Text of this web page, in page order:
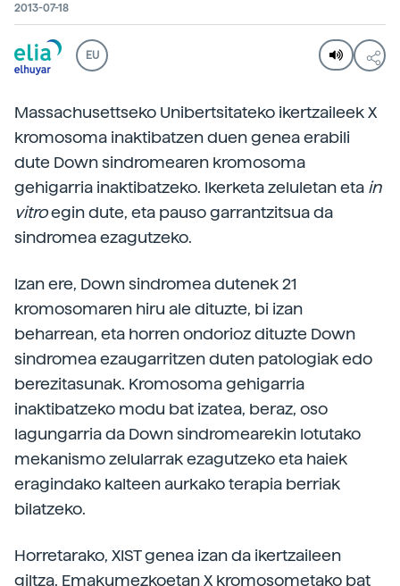
2013-07-18
EU
Massachusettseko Unibertsitateko ikertzaileek X
kromosoma inaktibatzen duen genea erabili
dute Down sindromearen kromosoma
gehigarria inaktibatzeko. Ikerketa zeluletan eta in
vitroegin dute, eta pauso garrantzitsua da
sindromea ezagutzeko.
Izan ere, Down sindromea dutenek 21
kromosomaren hiru ale dituzte, bi izan
beharrean, eta horren ondorioz dituzte Down
sindromea ezaugarritzen duten patologiak edo
berezitasunak. Kromosoma gehigarria
inaktibatzeko modu bat izatea, beraz, oso
lagungarria da Down sindromearekin lotutako
mekanismo zelularrak ezagutzeko eta haiek
eragindako kalteen aurkako terapia berriak
bilatzeko.
Horretarako, XIST genea izan da ikertzaileen
giltza. Emakumezkoetan X kromosometako bat